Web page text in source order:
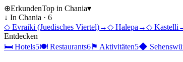
⊕ErkundenTop in Chania▾
↓ In Chania · 6
◇ Evraiki (Juedisches Viertel)→◇ Halepa →◇ Kastelli
Entdecken
🛏 Hotels5🍽 Restaurants6⚑ Aktivitäten5◆